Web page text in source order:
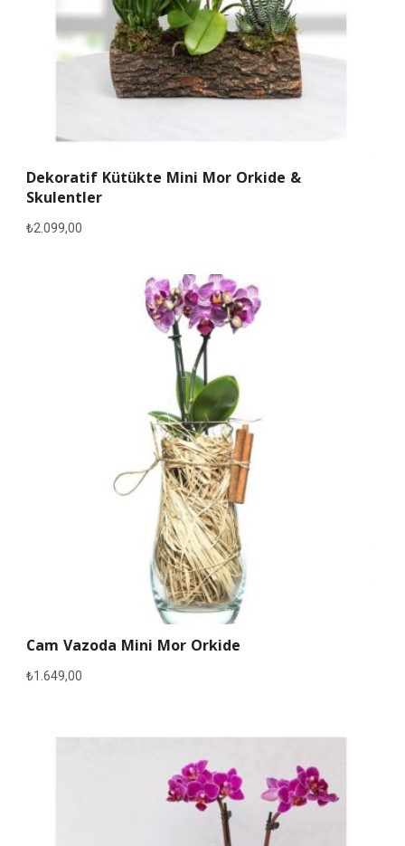
Dekoratif Kütükte Mini Mor Orkide &
Skulentler
₺2.099,00
Cam Vazoda Mini Mor Orkide
₺1.649,00